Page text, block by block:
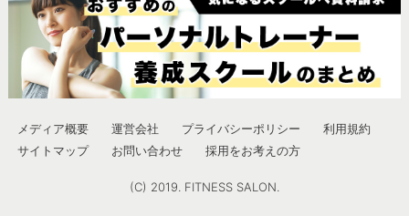
メディア概要 運営会社 プライバシーポリシー
利用規約
サイトマップ
お問い合わせ 採用をお考えの方
(C) 2019. FITNESS SALON.